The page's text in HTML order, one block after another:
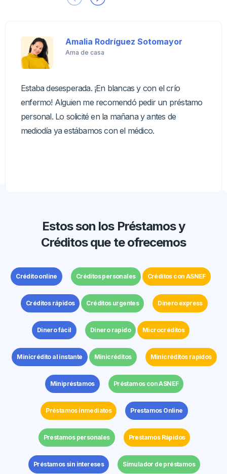
Amalia Rodríguez Sotomayor
Ama de casa
Estaba desesperada. ¡En blancas y con el crío
enfermo! Alguien me recomendó pedir un préstamo
personal. Lo solicité en la mañana y antes de
mediodía ya estábamos con el médico.
Estos son los Préstamos y
Créditos que te ofrecemos
Crédito online Créditos personales Créditos con ASNEF
Créditos rápidos Créditos urgentes Dinero express
Dinero fácil Dinero rapido Microcréditos
Minicrédito al instante Minicréditos Minicréditos rapidos
Minipréstamos Préstamos con ASNEF
Préstamos inmediatos Prestamos Online
Prestamos personales Prestamos Rápidos
Préstamos sin intereses Simulador de préstamos